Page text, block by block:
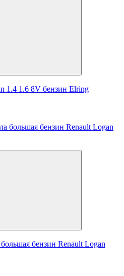
1.4 1.6 8V бензин Elring
бензин Renault Logan